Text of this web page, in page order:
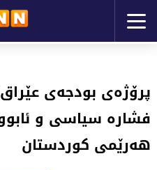
پرۆژەی بودجەی
فشارە سیاسی و
هەرێمی کوردستان